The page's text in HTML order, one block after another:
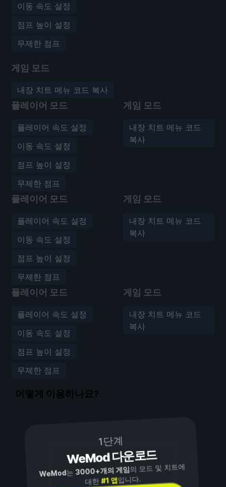
이동 속도 설정
점프 높이 설정
무제한 점프
게임 모드
내장 치트 메뉴 코드 복사
플레이어 모드
플레이어 속도 설정
이동 속도 설정
점프 높이 설정
무제한 점프
게임 모드
내장 치트 메뉴 코드
복사
플레이어 모드
플레이어 속도 설정
이동 속도 설정
점프 높이 설정
무제한 점프
게임 모드
내장 치트 메뉴 코드
복사
플레이어 모드
플레이어 속도 설정
이동 속도 설정
점프 높이 설정
무제한 점프
게임 모드
내장 치트 메뉴 코드
복사
어떻게 이용하나요?
1단계
WeMod 다운로드
WeMod는3000+개의 게임의 모드 및 치트에
대한#1 앱입니다.